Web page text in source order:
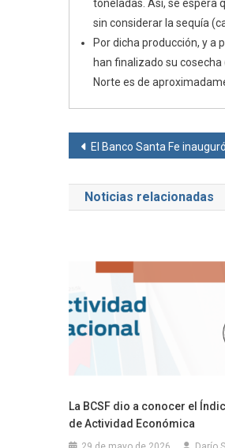
toneladas. Así, se espera
sin considerar la sequía
Por dicha producción, y a
han finalizado su
Norte es de
Navegación
de
entradas
El Banco Santa Fe inauguró su innovador centro de
Noticias relacionadas
La BCSF dio a conocer el
de Actividad Económica